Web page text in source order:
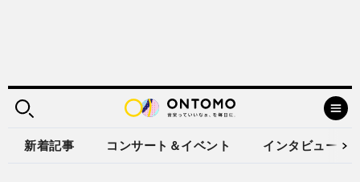
新着記事 コンサート＆イベント インタビュー